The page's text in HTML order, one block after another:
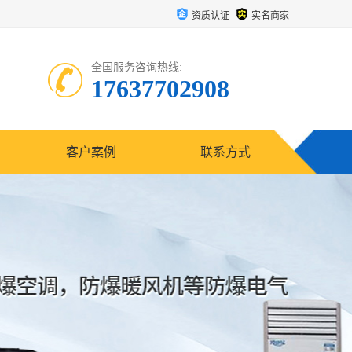
资质认证 实名商家
全国服务咨询热线:
17637702908
客户案例 联系方式